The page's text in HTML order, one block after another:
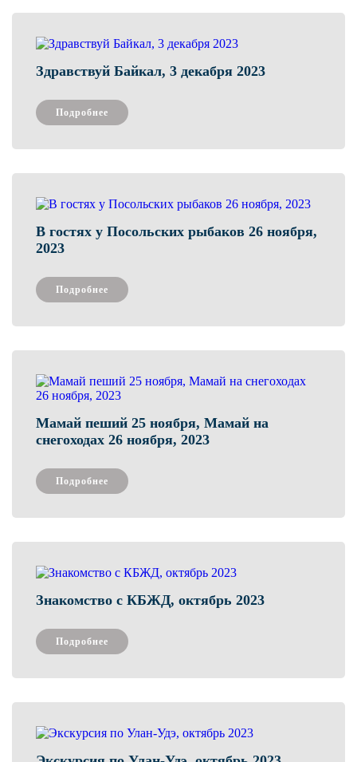
Здравствуй Байкал, 3 декабря 2023
Подробнее
В гостях у Посольских рыбаков 26 ноября,
2023
Подробнее
Мамай пеший 25 ноября, Мамай на
снегоходах 26 ноября, 2023
Подробнее
Знакомство с КБЖД, октябрь 2023
Подробнее